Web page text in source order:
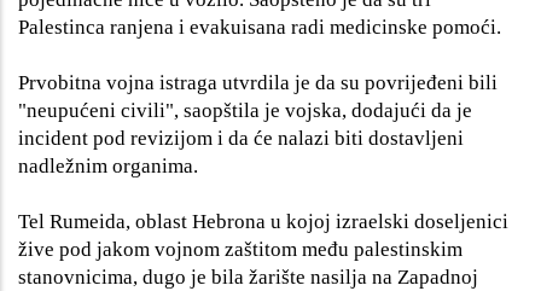
Palestinca ranjena i evakuisana radi medicinske pomoći.
Prvobitna vojna istraga utvrdila je da su povrijeđeni bili
"neupućeni civili", saopštila je vojska, dodajući da je
incident pod revizijom i da će nalazi biti dostavljeni
nadležnim organima.
Tel Rumeida, oblast Hebrona u kojoj izraelski doseljenici
žive pod jakom vojnom zaštitom među palestinskim
stanovnicima, dugo je bila žarište nasilja na Zapadnoj